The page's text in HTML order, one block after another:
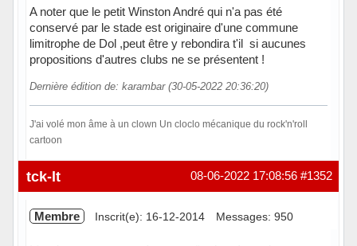
A noter que le petit Winston André qui n'a pas été
conservé par le stade est originaire d'une commune
limitrophe de Dol ,peut être y rebondira t'il si aucunes
propositions d'autres clubs ne se présentent !
Dernière édition de: karambar (30-05-2022 20:36:20)
J'ai volé mon âme à un clown Un cloclo mécanique du rock'n'roll
cartoon
Hors ligne #1352
08-06-2022 17:08:56
tck-lt
Membre Inscrit(e): 16-12-2014 Messages: 950